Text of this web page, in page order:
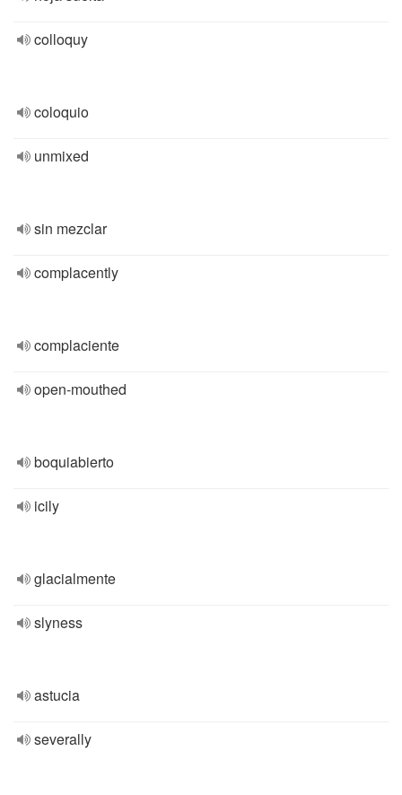
colloquy
coloquio
unmixed
sin mezclar
complacently
complaciente
open-mouthed
boquiabierto
icily
glacialmente
slyness
astucia
severally